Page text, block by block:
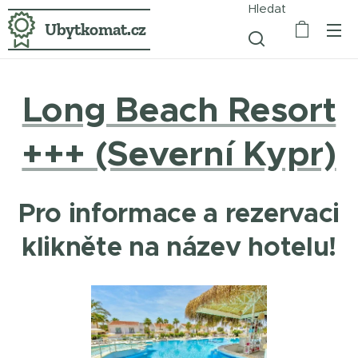
Ubytkomat.cz
Hledat
Long Beach Resort
+++ (Severní Kypr)
Pro informace a rezervaci
klikněte na název hotelu!